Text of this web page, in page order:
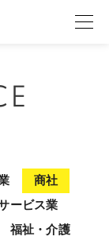
商社
ービス業
福祉・介護